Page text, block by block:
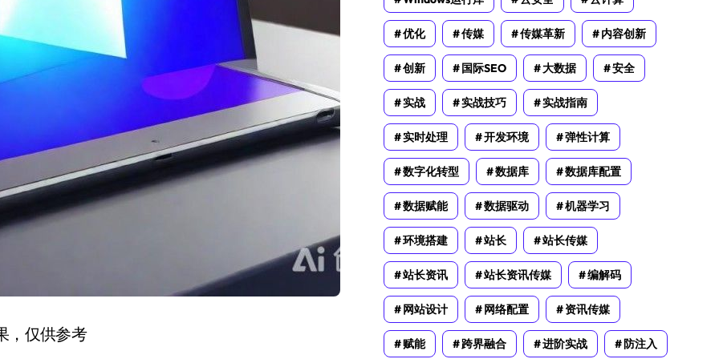
，仅供参考
优化 传媒 传媒革新 内容创新
创新 国际SEO 大数据 安全
实战 实战技巧 实战指南
实时处理 开发环境 弹性计算
数字化转型 数据库 数据库配置
数据赋能 数据驱动 机器学习
环境搭建 站长 站长传媒
站长资讯 站长资讯传媒 编解码
网站设计 网络配置 资讯传媒
赋能 跨界融合 进阶实战 防注入